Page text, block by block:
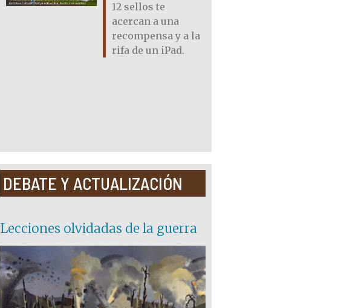
12 sellos te
acercan a una
recompensa y a la
rifa de un iPad.
DEBATE Y ACTUALIZACIÓN
Lecciones olvidadas de la guerra